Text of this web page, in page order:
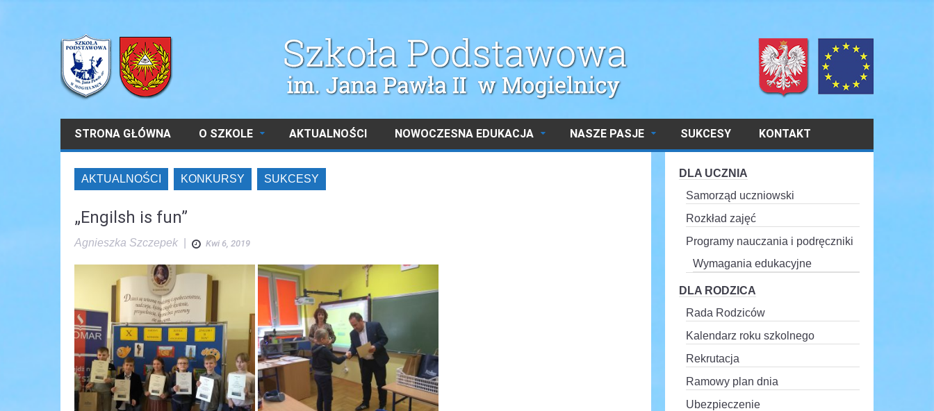
STRONA GŁÓWNA O SZKOLE AKTUALNOŚCI NOWOCZESNA EDUKACJA NASZE PASJE SUKCESY KONTAKT
AKTUALNOŚCI KONKURSY SUKCESY
„Engilsh is fun”
Agnieszka Szczepek Kwi 6, 2019
DLA UCZNIA
Samorząd uczniowski
Rozkład zajęć
Programy nauczania i podręczniki
Wymagania edukacyjne
DLA RODZICA
Rada Rodziców
Kalendarz roku szkolnego
Rekrutacja
Ramowy plan dnia
Ubezpieczenie